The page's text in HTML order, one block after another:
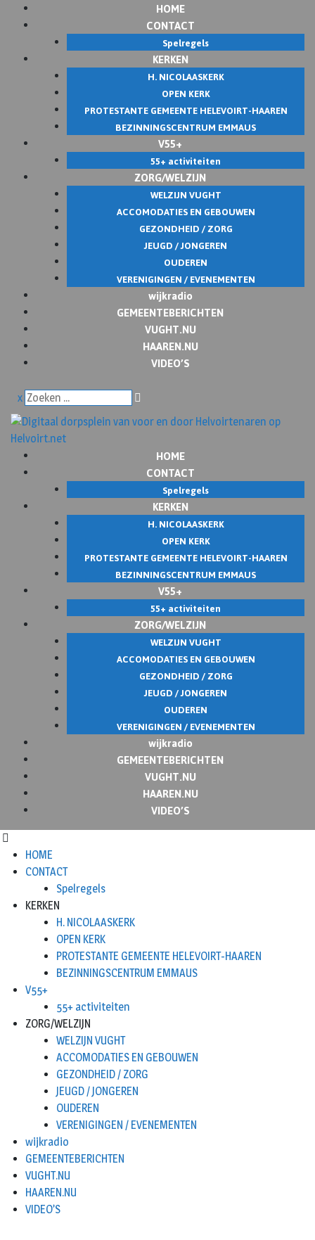
HOME
CONTACT
Spelregels
KERKEN
H. NICOLAASKERK
OPEN KERK
PROTESTANTE GEMEENTE HELEVOIRT-HAAREN
BEZINNINGSCENTRUM EMMAUS
V55+
55+ activiteiten
ZORG/WELZIJN
WELZIJN VUGHT
ACCOMODATIES EN GEBOUWEN
GEZONDHEID / ZORG
JEUGD / JONGEREN
OUDEREN
VERENIGINGEN / EVENEMENTEN
wijkradio
GEMEENTEBERICHTEN
VUGHT.NU
HAAREN.NU
VIDEO’S
x
HOME
CONTACT
Spelregels
KERKEN
H. NICOLAASKERK
OPEN KERK
PROTESTANTE GEMEENTE HELEVOIRT-HAAREN
BEZINNINGSCENTRUM EMMAUS
V55+
55+ activiteiten
ZORG/WELZIJN
WELZIJN VUGHT
ACCOMODATIES EN GEBOUWEN
GEZONDHEID / ZORG
JEUGD / JONGEREN
OUDEREN
VERENIGINGEN / EVENEMENTEN
wijkradio
GEMEENTEBERICHTEN
VUGHT.NU
HAAREN.NU
VIDEO’S
HOME
CONTACT
Spelregels
KERKEN
H. NICOLAASKERK
OPEN KERK
PROTESTANTE GEMEENTE HELEVOIRT-HAAREN
BEZINNINGSCENTRUM EMMAUS
V55+
55+ activiteiten
ZORG/WELZIJN
WELZIJN VUGHT
ACCOMODATIES EN GEBOUWEN
GEZONDHEID / ZORG
JEUGD / JONGEREN
OUDEREN
VERENIGINGEN / EVENEMENTEN
wijkradio
GEMEENTEBERICHTEN
VUGHT.NU
HAAREN.NU
VIDEO’S